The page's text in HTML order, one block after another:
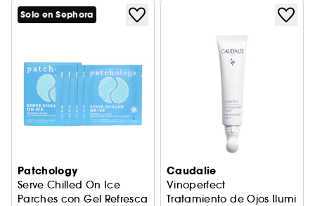
Solo en Sephora
Patchology
Serve Chilled On Ice
Parches con Gel Refrescante para Ojos
Caudalie
Vinoperfect
Tratamiento de Ojos